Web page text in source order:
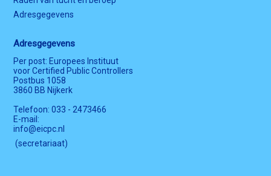
Adresgegevens
Adresgegevens
Per post: Europees Instituut
voor Certified Public Controllers
Postbus 1058
3860 BB Nijkerk
Telefoon: 033 - 2473466
E-mail:
info@eicpc.nl
(secretariaat)